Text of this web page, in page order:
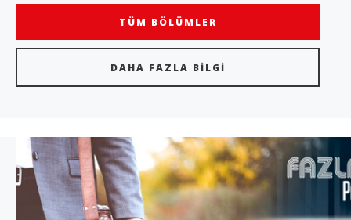
TÜM BÖLÜMLER
DAHA FAZLA BILGI